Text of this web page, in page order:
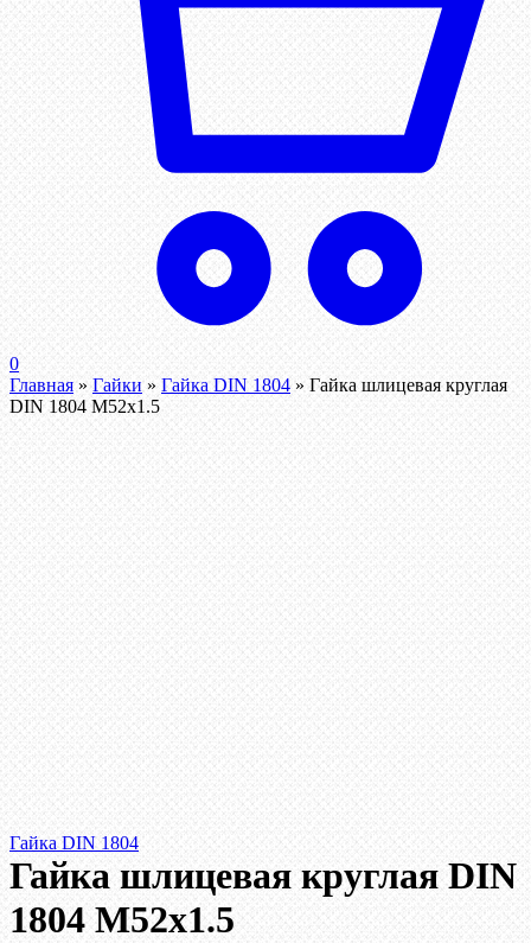
0
Главная » Гайки » Гайка DIN 1804 » Гайка шлицевая круглая
DIN 1804 М52х1.5
Гайка DIN 1804
Гайка шлицевая круглая DIN
1804 М52х1.5